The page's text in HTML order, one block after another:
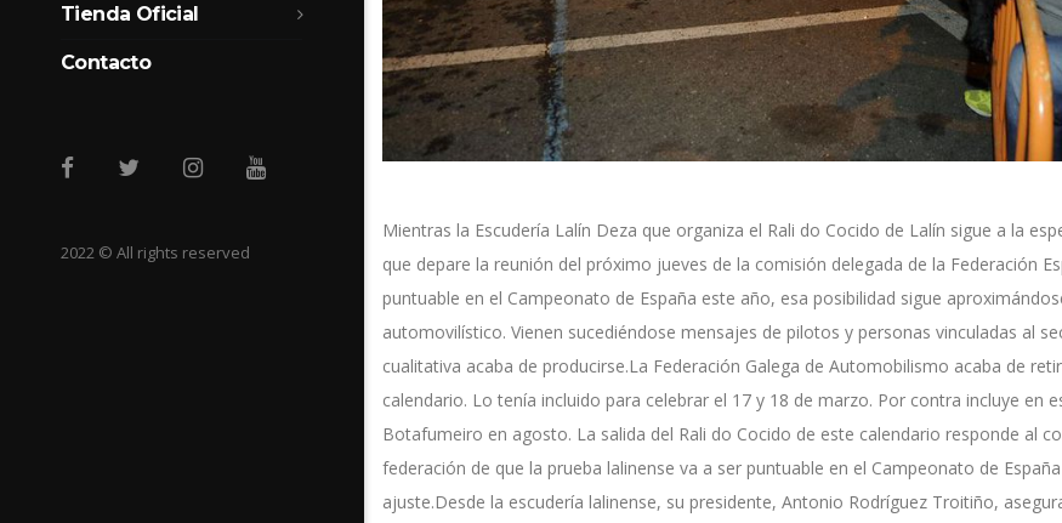
Tienda Oficial
Contacto
2022 © All rights reserved
Mientras la Escudería Lalín Deza que organiza el Rali do Cocido de Lalín sigue a la
que depare la reunión del próximo jueves de la comisión delegada de la Federación
puntuable en el Campeonato de España este año, esa posibilidad sigue
automovilístico. Vienen sucediéndose mensajes de pilotos y personas vinculadas al
cualitativa acaba de producirse.La Federación Galega de Automobilismo acaba de
calendario. Lo tenía incluido para celebrar el 17 y 18 de marzo. Por contra incluye en
Botafumeiro en agosto. La salida del Rali do Cocido de este calendario responde al
federación de que la prueba lalinense va a ser puntuable en el Campeonato de
ajuste.Desde la escudería lalinense, su presidente, Antonio Rodríguez Troitiño,